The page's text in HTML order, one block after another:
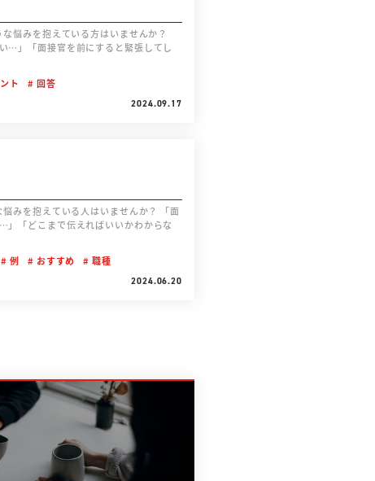
…」「面接官を前にすると緊張してし
ト 回答
2024.09.17
「どこまで伝えればいいかわからな
例 おすすめ 職種
2024.06.20